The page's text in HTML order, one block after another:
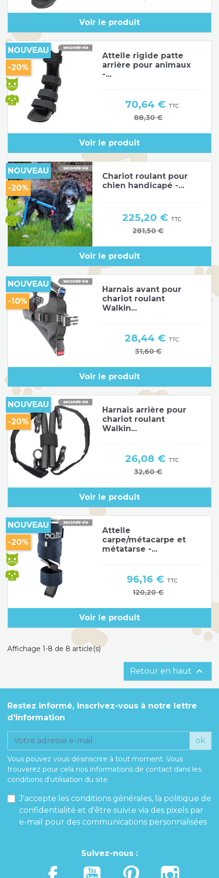
Voir le produit
Attelle rigide patte
arrière pour animaux
-...
Prix de base
88,30 €
Prix
70,64 € TTC
Voir le produit
NOUVEAU
-20%
Chariot roulant pour
chien handicapé -...
Prix de base
281,50 €
Prix
225,20 €TTC
Voir le produit
NOUVEAU
-20%
Harnais avant pour
chariot roulant
Walkin...
Prix de base
31,60 €
Prix
28,44 €TTC
Voir le produit
NOUVEAU
-10%
Harnais arrière pour
chariot roulant
Walkin...
Prix de base
32,60 €
Prix
26,08 € TTC
Voir le produit
NOUVEAU
-20%
Attelle
carpe/métacarpe et
métatarse -...
Prix de base
120,20 €
Prix
96,16 € TTC
Voir le produit
NOUVEAU
-20%
Affichage 1-8 de 8 article(s)
Retour en haut 
Restez informé, inscrivez-vous à notre lettre
d'information
ok
Vous pouvez vous désinscrire à tout moment. Vous
trouverez pour cela nos informations de contact dans les
conditions d'utilisation du site.
J'accepte les conditions générales, la politique de
confidentialité et d'être suivi.e via des pixels par
e-mail pour des communications personnalisées
Suivez-nous :